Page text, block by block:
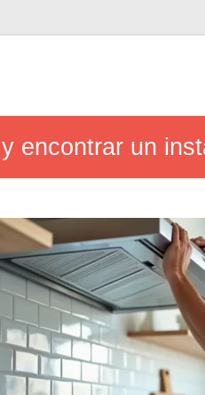
encontrar un